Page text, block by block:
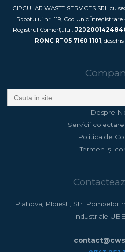
CIRCULAR WASTE SERVICES SRL cu
Ropotului nr. 119, Cod Unic Înregistrare
Registrul Comerțului:
RONC RT05 7160 1101 ,
Search
for:
Despre
Servicii
Politica de
Termeni și
Prahova, Ploiești, Str. Pompelor
industriale